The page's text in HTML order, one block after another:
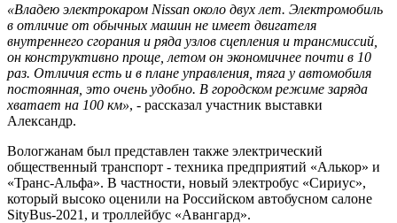
«Владею электрокаром Nissan около двух лет. Электромобиль
в отличие от обычных машин не имеет двигателя
внутреннего сгорания и ряда узлов сцепления и трансмиссий,
он конструктивно проще, летом он экономичнее почти в 10
раз. Отличия есть и в плане управления, тяга у автомобиля
постоянная, это очень удобно. В городском режиме заряда
хватает на 100 км», - рассказал участник выставки
Александр.
Вологжанам был представлен также электрический
общественный транспорт - техника предприятий «Алькор» и
«Транс-Альфа». В частности, новый электробус «Сириус»,
который высоко оценили на Российском автобусном салоне
SityBus-2021, и троллейбус «Авангард».